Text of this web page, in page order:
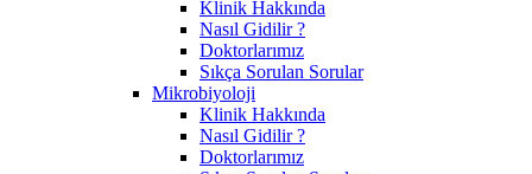
Klinik Hakkında
Nasıl Gidilir ?
Doktorlarımız
Sıkça Sorulan Sorular
Mikrobiyoloji
Klinik Hakkında
Nasıl Gidilir ?
Doktorlarımız